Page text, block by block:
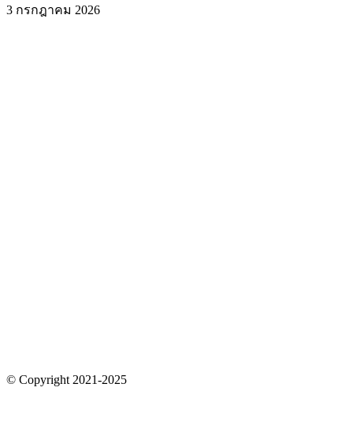
3 กรกฎาคม 2026
© Copyright 2021-2025